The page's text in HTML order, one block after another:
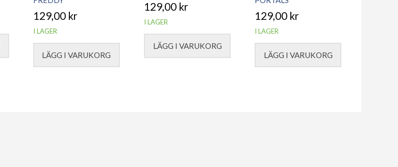
129,00 kr
I LAGER
LÄGG I VARUKORG
129,00 kr
I LAGER
LÄGG I VARUKORG
129,00 kr
I LAGER
LÄGG I VARUKORG